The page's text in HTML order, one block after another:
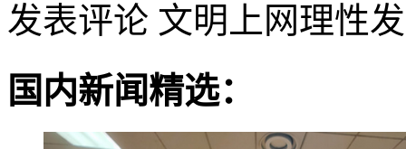
发表评论 文明上网理性
国内新闻精选：